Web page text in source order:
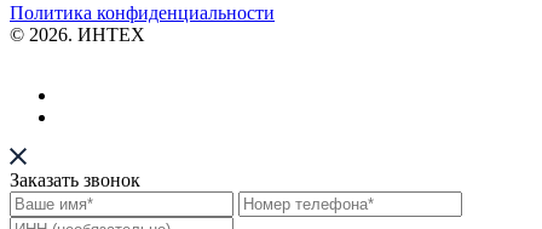
Политика конфиденциальности
© 2026. ИНТЕХ
Заказать звонок